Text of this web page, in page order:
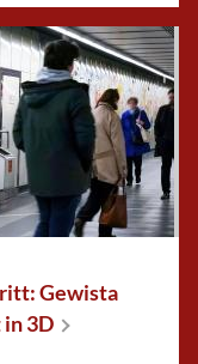
Gewista
in3D